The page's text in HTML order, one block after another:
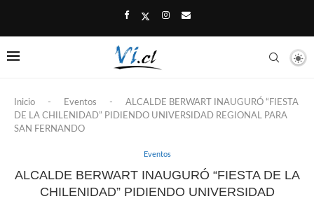
Inicio - Eventos -
ALCALDE BERWART INAUGURÓ “FIESTA
DE LA CHILENIDAD” PIDIENDO UNIVERSIDAD REGIONAL PARA
SAN FERNANDO
Eventos
ALCALDE BERWART INAUGURÓ “FIESTA DE LA
CHILENIDAD” PIDIENDO UNIVERSIDAD